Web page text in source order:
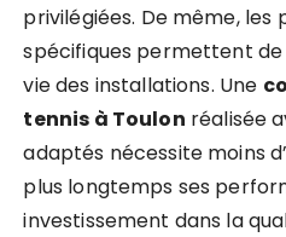
privilégiées. De même,
spécifiques permettent
vie des installations. Une
tennis à Toulon réalisée
adaptés nécessite moins
plus longtemps ses
investissement dans la